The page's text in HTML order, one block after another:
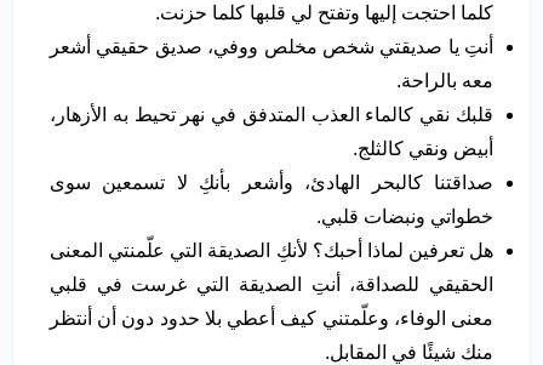
كلما احتجت إليها وتفتح لي قلبها كلما حزنت.
أنتِ يا صديقتي شخص مخلص ووفي، صديق حقيقي أشعر
معه بالراحة.
قلبك نقي كالماء العذب المتدفق في نهر تحيط به الأزهار،
أبيض ونقي كالثلج.
صداقتنا كالبحر الهادئ، وأشعر بأنكِ لا تسمعين سوى
خطواتي ونبضات قلبي.
هل تعرفين لماذا أحبك؟ لأنكِ الصديقة التي علّمنتي المعنى
الحقيقي للصداقة، أنتِ الصديقة التي غرست في قلبي
معنى الوفاء، وعلّمتني كيف أعطي بلا حدود دون أن أنتظر
منك شيئًا في المقابل.